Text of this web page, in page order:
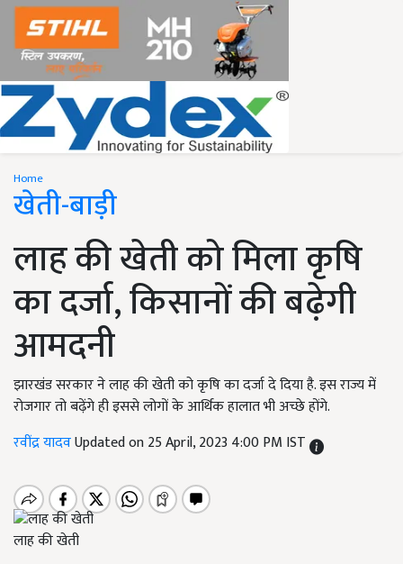
Home
खेती-बाड़ी
लाह की खेती को मिला कृषि
का दर्जा, किसानों की बढ़ेगी
आमदनी
झारखंड सरकार ने लाह की खेती को कृषि का दर्जा दे दिया है. इस राज्य में
रोजगार तो बढ़ेंगे ही इससे लोगों के आर्थिक हालात भी अच्छे होंगे.
रवींद्र यादवUpdated on 25 April, 2023 4:00 PM IST
लाह की खेती